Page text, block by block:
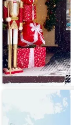
Первая